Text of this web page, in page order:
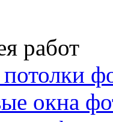
работ
окна